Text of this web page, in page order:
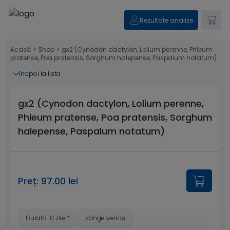
Rezultate analize
Acasă > Shop > gx2 (Cynodon dactylon, Lolium perenne, Phleum
pratense, Poa pratensis, Sorghum halepense, Paspalum notatum)
înapoi la lista
gx2 (Cynodon dactylon, Lolium perenne,
Phleum pratense, Poa pratensis, Sorghum
halepense, Paspalum notatum)
Preț: 97.00 lei
Durata 10 zile * sânge venos